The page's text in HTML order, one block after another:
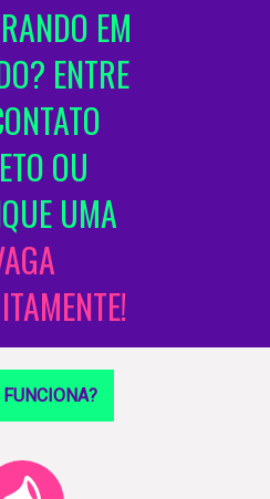
EM
ENTRE
OU
UMA